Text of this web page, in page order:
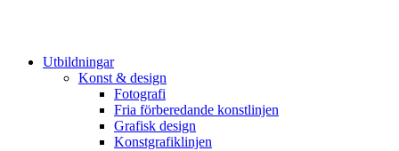
Utbildningar
Konst & design
Fotografi
Fria förberedande konstlinjen
Grafisk design
Konstgrafiklinjen